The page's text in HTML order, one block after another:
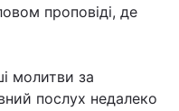
проповіді, де
молитви за
послух недалеко